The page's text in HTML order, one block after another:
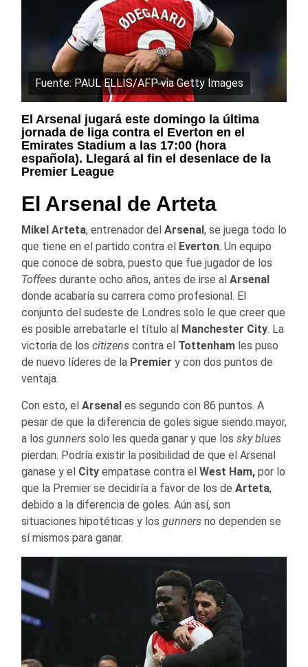
Fuente: PAUL ELLIS/AFP via Getty Images
El Arsenal jugará este domingo la última
jornada de liga contra el Everton en el
Emirates Stadium a las 17:00 (hora
española). Llegará al fin el desenlace de la
Premier League
El Arsenal de Arteta
Mikel Arteta, entrenador del Arsenal, se juega todo lo
que tiene en el partido contra el Everton. Un equipo
que conoce de sobra, puesto que fue jugador de los
Toffees durante ocho años, antes de irse al Arsenal
donde acabaría su carrera como profesional. El
conjunto del sudeste de Londres solo le que creer que
es posible arrebatarle el título al Manchester City. La
victoria de los citizens contra el Tottenham les puso
de nuevo líderes de la Premier y con dos puntos de
ventaja.
Con esto, el Arsenal es segundo con 86 puntos. A
pesar de que la diferencia de goles sigue siendo mayor,
a los gunners solo les queda ganar y que los sky blues
pierdan. Podría existir la posibilidad de que el Arsenal
ganase y el City empatase contra el West Ham, por lo
que la Premier se decidiría a favor de los de Arteta,
debido a la diferencia de goles. Aún así, son
situaciones hipotéticas y los gunners no dependen se
sí mismos para ganar.